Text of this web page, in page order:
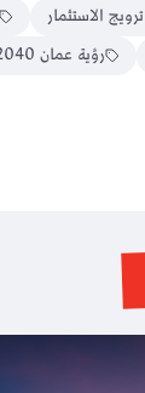
الاستثمار
رؤية عمان 2040